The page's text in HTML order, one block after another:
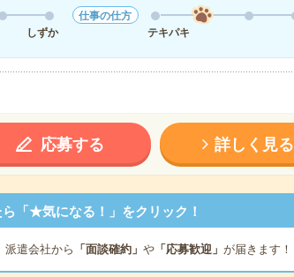
しずか
仕事の仕方
テキパキ
応募する 詳しく見る
「★気になる！」をクリック！
派遣会社から 「面談確約」 や「応募歓迎」 が届きます！